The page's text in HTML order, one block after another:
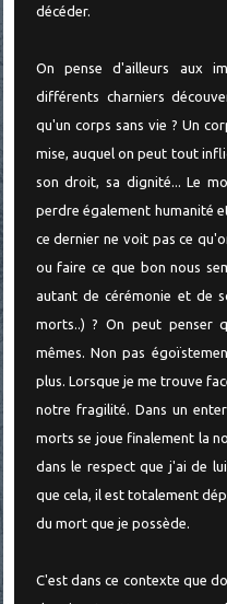
décéder.
On pense d'ailleurs aux
différents charniers
qu'un corps sans vie ? Un
mise, auquel on peut tout
son droit, sa dignité... Le
perdre également humanité
ce dernier ne voit pas ce
ou faire ce que bon nous
autant de cérémonie et de
morts..) ? On peut penser
mêmes. Non pas
plus. Lorsque je me trouve
notre fragilité. Dans un
morts se joue finalement la
dans le respect que j'ai de
que cela, il est totalement
du mort que je possède.
C'est dans ce contexte que